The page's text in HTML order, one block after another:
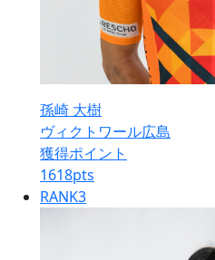
孫崎 大樹
ヴィクトワール広島
獲得ポイント
1618pts
RANK3